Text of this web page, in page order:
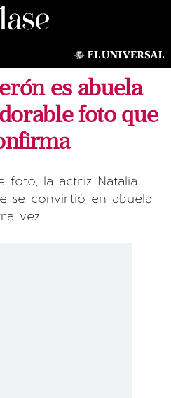
es abuela
foto que
foto, la actriz Natalia
se convirtió en abuela
vez